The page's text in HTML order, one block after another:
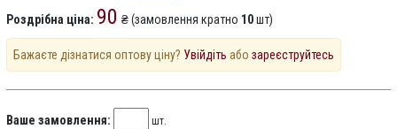
Роздрібна ціна: 90 ₴ (замовлення кратно 10шт)
Бажаєте дізнатися оптову ціну? Увійдіть або зареєструйтесь
Ваше замовлення: шт.